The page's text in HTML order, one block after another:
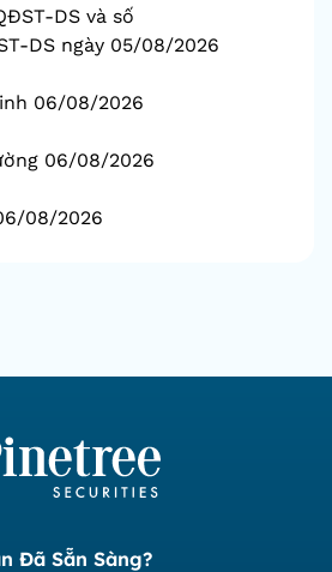
DS và số
DS ngày 05/08/2026
06/08/2026
06/08/2026
08/2026
Đã Sẵn Sàng?